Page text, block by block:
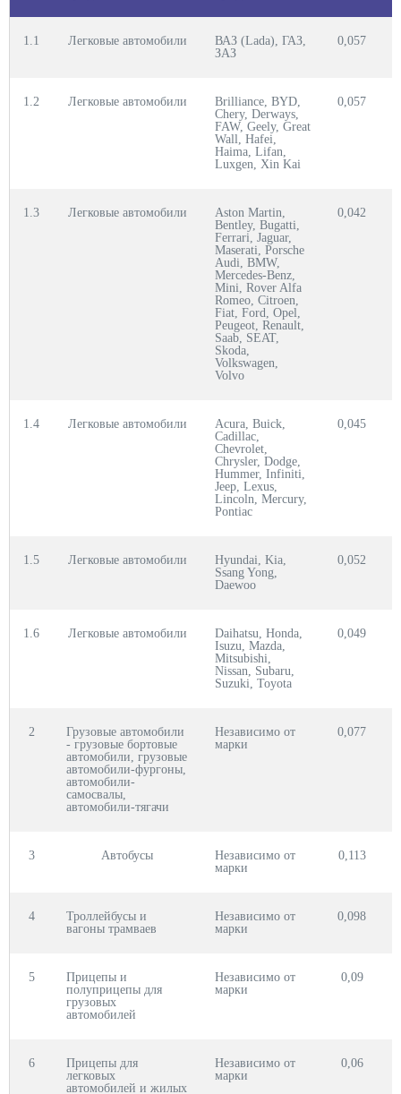
1.1 Легковые автомобили
ВАЗ (Lada), ГАЗ,
ЗАЗ
0,057
1.2 Легковые автомобили
Brilliance, BYD,
Chery, Derways,
FAW, Geely, Great
Wall, Hafei,
Haima, Lifan,
Luxgen, Xin Kai
0,057
1.3 Легковые автомобили
Aston Martin,
Bentley, Bugatti,
Ferrari, Jaguar,
Maserati, Porsche
Audi, BMW,
Mercedes-Benz,
Mini, Rover Alfa
Romeo, Citroen,
Fiat, Ford, Opel,
Peugeot, Renault,
Saab, SEAT,
Skoda,
Volkswagen,
Volvo
0,042
1.4 Легковые автомобили
Acura, Buick,
Cadillac,
Chevrolet,
Chrysler, Dodge,
Hummer, Infiniti,
Jeep, Lexus,
Lincoln, Mercury,
Pontiac
0,045
1.5 Легковые автомобили
Hyundai, Kia,
Ssang Yong,
Daewoo
0,052
1.6 Легковые автомобили
Daihatsu, Honda,
Isuzu, Mazda,
Mitsubishi,
Nissan, Subaru,
Suzuki, Toyota
0,049
2
Грузовые автомобили
- грузовые бортовые
автомобили, грузовые
автомобили-фургоны,
автомобили-
самосвалы,
автомобили-тягачи
Независимо от
марки
0,077
3 Автобусы
Независимо от
марки
0,113
4
Троллейбусы и
вагоны трамваев
Независимо от
марки
0,098
5
Прицепы и
полуприцепы для
грузовых
автомобилей
Независимо от
марки
0,09
6
Прицепы для
легковых
автомобилей и жилых
Независимо от
марки
0,06